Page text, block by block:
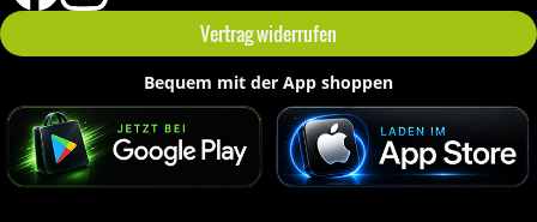
Vertrag widerrufen
Bequem mit der App shoppen